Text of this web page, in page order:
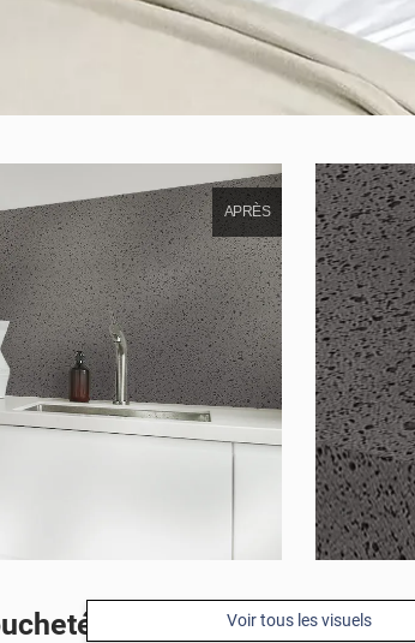
APRÈS
Voir tous les visuels